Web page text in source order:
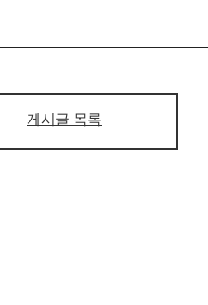
게시글 목록